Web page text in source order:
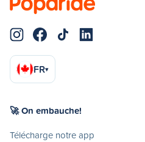
FR▾
🚀 On embauche!
Télécharge notre app